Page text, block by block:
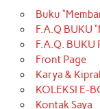
Buku
F.A.Q BUKU
F.A.Q. BUKU
Front Page
Karya &
KOLEKSI E-
Kontak Saya